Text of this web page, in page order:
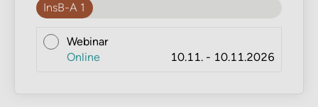
InsB-A 1
Webinar
Online
10.11. - 10.11.2026